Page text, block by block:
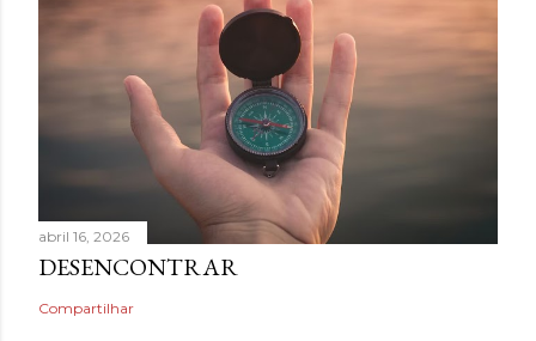
abril 16, 2026
DESENCONTRAR
Compartilhar